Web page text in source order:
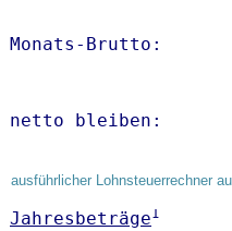
Monats-
netto
ausführlicher Lohnsteuerrechner
Jahresbeträge1